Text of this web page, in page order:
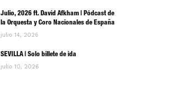
Julio, 2026 ft. David Afkham | Pódcast de
la Orquesta y Coro Nacionales de España
julio 14, 2026
SEVILLA | Solo billete de ida
julio 10, 2026